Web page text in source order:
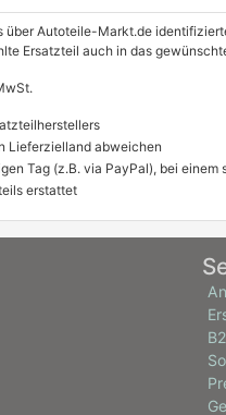
über Autoteile-Markt.de
Ersatzteil auch in das
Lieferzielland abweichen
Tag (z.B. via PayPal), bei
erstattet